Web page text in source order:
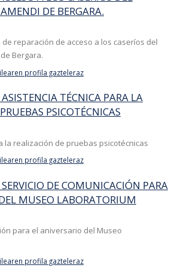
DE BERGARA.
de reparación de acceso a los caseríos del
Bergara.
profila gazteleraz
TÉCNICA PARA LA
PSICOTÉCNICAS
la realización de pruebas psicotécnicas
profila gazteleraz
DE COMUNICACIÓN PARA
MUSEO LABORATORIUM
para el aniversario del Museo
profila gazteleraz